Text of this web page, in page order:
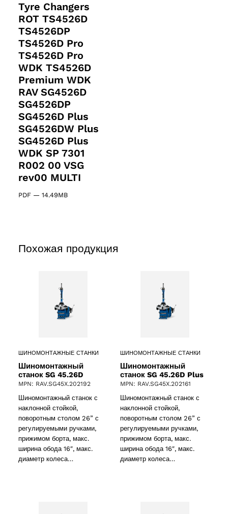
Tyre Changers
ROT TS4526D
TS4526DP
TS4526D Pro
TS4526D Pro
WDK TS4526D
Premium WDK
RAV SG4526D
SG4526DP
SG4526D Plus
SG4526DW Plus
SG4526D Plus
WDK SP 7301
R002 00 VSG
rev00 MULTI
PDF — 14.49MB
Похожая продукция
ШИНОМОНТАЖНЫЕ СТАНКИ
Шиномонтажный
станок SG 45.26D
MPN: RAV.SG45X.202192
Шиномонтажный станок с
наклонной стойкой,
поворотным столом 26” с
регулируемыми ручками,
прижимом борта, макс.
ширина обода 16″, макс.
диаметр колеса…
ШИНОМОНТАЖНЫЕ СТАНКИ
Шиномонтажный
станок SG 45.26D Plus
MPN: RAV.SG45X.202161
Шиномонтажный станок с
наклонной стойкой,
поворотным столом 26” с
регулируемыми ручками,
прижимом борта, макс.
ширина обода 16″, макс.
диаметр колеса…